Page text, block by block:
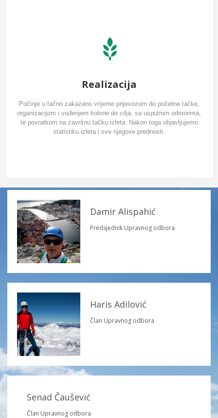
Realizacija
Počinje u tačno zakazano vrijeme prijevozom do početne tačke,
organizacijom i vođenjem kolone do cilja, sa usputnim odmorima,
te povratkom na završnu tačku izleta. Nakon toga objavljujemo
statistiku izleta i sve njegove prednosti.
Damir Alispahić
Predsjednik Upravnog odbora
Haris Adilović
Član Upravnog odbora
Senad Čaušević
Član Upravnog odbora